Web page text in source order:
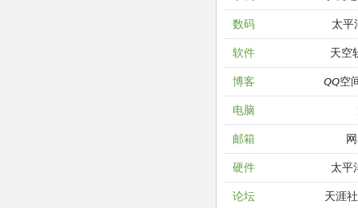
数码 太平
软件 天空
博客 QQ空
电脑
邮箱
硬件 太平
论坛 天涯